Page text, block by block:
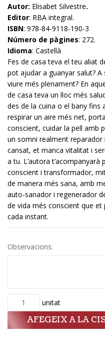
Autor: Elisabet Silvestre.
Editor: RBA integral.
ISBN: 978-84-9118-190-3
Número de pàgines: 272.
Idioma: Castellà
Fes de casa teva el teu aliat
pot ajudar a guanyar salut?
viure més plenament? En
de casa teva un lloc més
des de la cuina o el bany fins
respirar un aire més net,
conscient, cuidar la pell amb
un somni realment reparador
cansat, et manca vitalitat i
a tu. L’autora t’acompanyarà
conscient i transformador,
de manera més sana, amb
auto-sanador i regenerador
de vida més conscient que
cada instant.
Observacions:
Quantitat unitat
AFEGEIX A LA